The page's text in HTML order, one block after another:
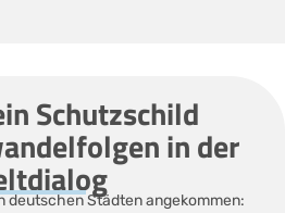
Schutzschild
in der
deutschen Städten angekommen: